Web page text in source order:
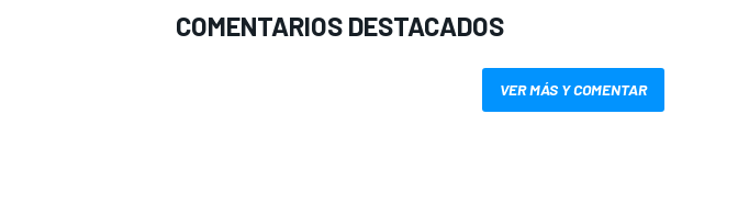
COMENTARIOS DESTACADOS
VER MÁS Y COMENTAR